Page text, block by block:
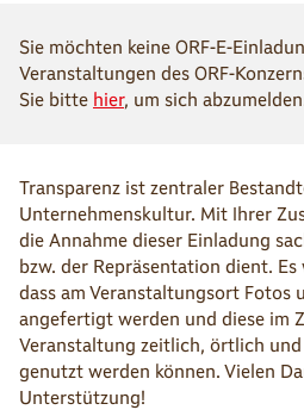
Sie möchten keine ORF-E-
Veranstaltungen des ORF-
Sie bitte hier, um sich
Transparenz ist zentraler
Unternehmenskultur. Mit Ihrer
die Annahme dieser Einladung
bzw. der Repräsentation dient.
dass am Veranstaltungsort Fotos
angefertigt werden und diese im
Veranstaltung zeitlich, örtlich
genutzt werden können. Vielen
Unterstützung!